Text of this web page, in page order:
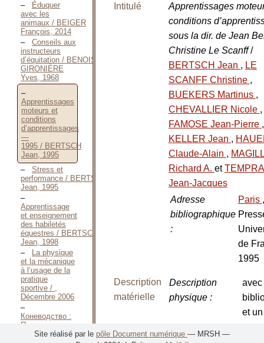
Éduquer
avec les
animaux / BEIGER
François, 2014
Conseils aux
instructeurs
d’équitation / BENOIST-
GIRONIÈRE
Yves, 1968
Apprentissages
moteurs et
conditions
d’apprentissages
—
1995 / BERTSCH
Jean, 1995
Stress et
performance / BERTSCH
Jean, 1995
Apprentissage
et enseignement
des habiletés
équestres / BERTSCH
Jean, 1998
La physique
et la mécanique
à l’usage de la
pratique
sportive / ,
Décembre 2006
Коневодство :
По спец.
"Зоотехния" —
Intitulé
Apprentissages
conditions
sous la dir. de Jean
Christine Le Scanff/
BERTSCH Jean , LE
SCANFF Christine ,
BUEKERS Martinus ,
CHEVALLIER Nicole ,
FAMOSE Jean-Pierre ,
KELLER Jean ,
Claude-Alain ,
Richard A. et
Jean-Jacques
Adresse
bibliographique
:
Paris ,
de
1995
Description
matérielle
Description
physique:
avec
et
Site réalisé par le pôle Document numérique — MRSH —